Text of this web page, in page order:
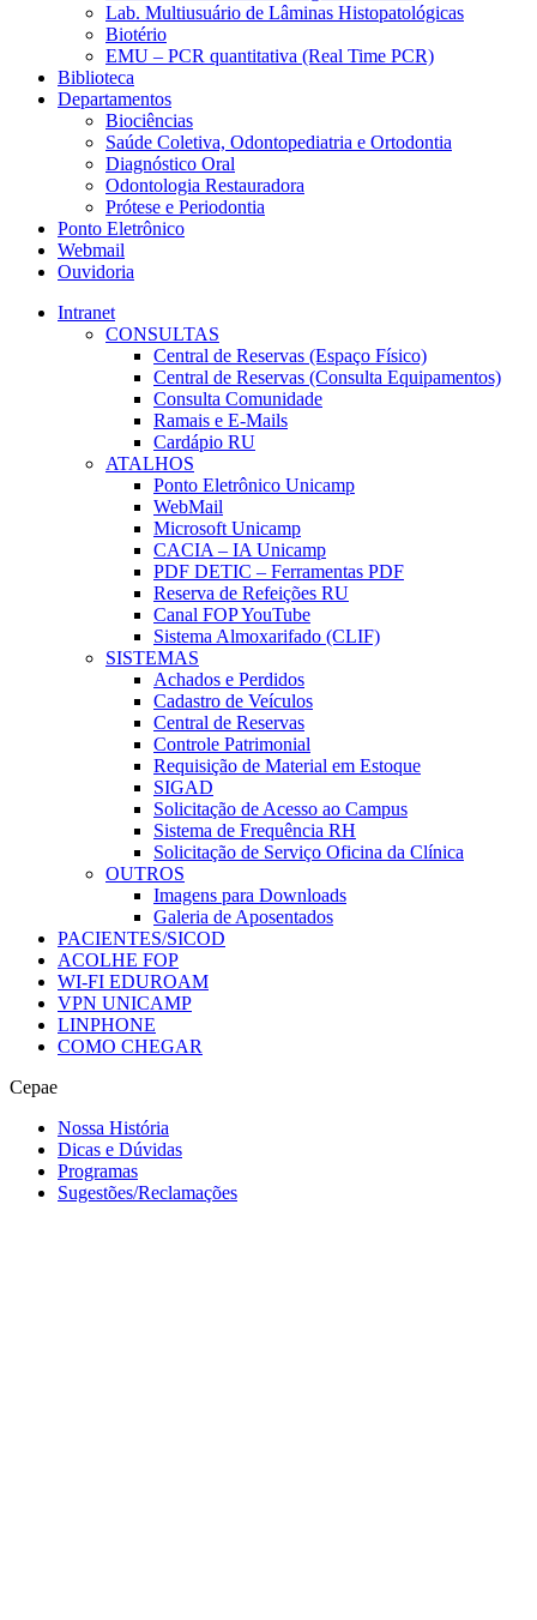
Lab. Multiusuário de Lâminas Histopatológicas
Biotério
EMU – PCR quantitativa (Real Time PCR)
Biblioteca
Departamentos
Biociências
Saúde Coletiva, Odontopediatria e Ortodontia
Diagnóstico Oral
Odontologia Restauradora
Prótese e Periodontia
Ponto Eletrônico
Webmail
Ouvidoria
Intranet
CONSULTAS
Central de Reservas (Espaço Físico)
Central de Reservas (Consulta Equipamentos)
Consulta Comunidade
Ramais e E-Mails
Cardápio RU
ATALHOS
Ponto Eletrônico Unicamp
WebMail
Microsoft Unicamp
CACIA – IA Unicamp
PDF DETIC – Ferramentas PDF
Reserva de Refeições RU
Canal FOP YouTube
Sistema Almoxarifado (CLIF)
SISTEMAS
Achados e Perdidos
Cadastro de Veículos
Central de Reservas
Controle Patrimonial
Requisição de Material em Estoque
SIGAD
Solicitação de Acesso ao Campus
Sistema de Frequência RH
Solicitação de Serviço Oficina da Clínica
OUTROS
Imagens para Downloads
Galeria de Aposentados
PACIENTES/SICOD
ACOLHE FOP
WI-FI EDUROAM
VPN UNICAMP
LINPHONE
COMO CHEGAR
Cepae
Nossa História
Dicas e Dúvidas
Programas
Sugestões/Reclamações